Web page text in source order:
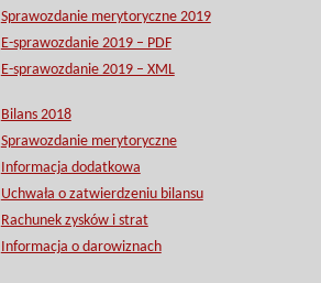
Sprawozdanie merytoryczne 2019
E-sprawozdanie 2019 – PDF
E-sprawozdanie 2019 – XML
Bilans 2018
Sprawozdanie merytoryczne
Informacja dodatkowa
Uchwała o zatwierdzeniu bilansu
Rachunek zysków i strat
Informacja o darowiznach